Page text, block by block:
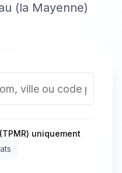
(la Mayenne)
uniquement
s